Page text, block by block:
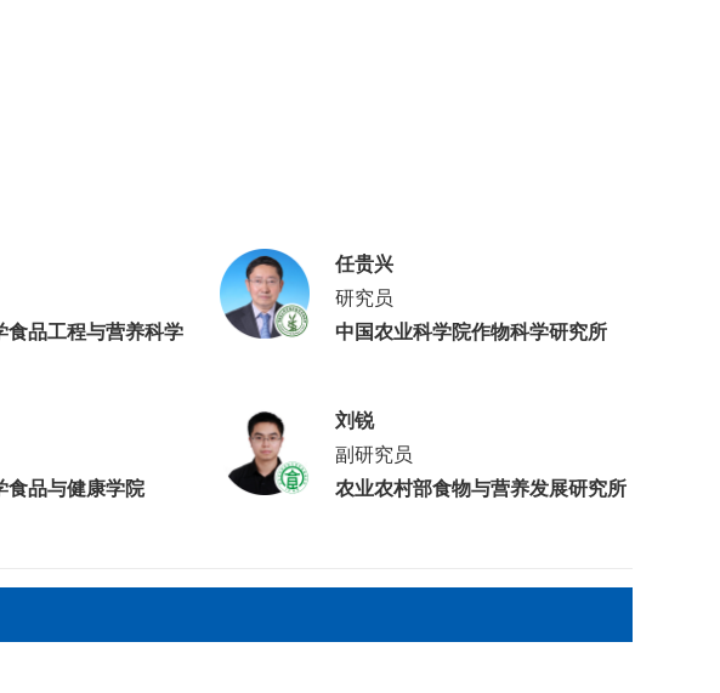
食品工程与营养科学
任贵兴
研究员
中国农业科学院作物科学研究所
食品与健康学院
刘锐
副研究员
农业农村部食物与营养发展研究所